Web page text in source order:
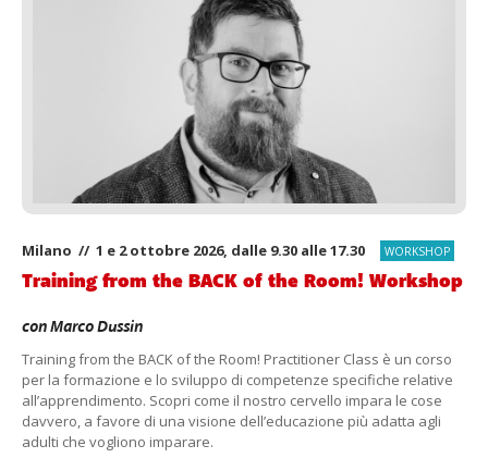
Milano // 1 e 2 ottobre 2026, dalle 9.30 alle 17.30 WORKSHOP
Training from the BACK of the Room! Workshop
conMarco Dussin
Training from the BACK of the Room! Practitioner Class è un corso
per la formazione e lo sviluppo di competenze specifiche relative
all’apprendimento. Scopri come il nostro cervello impara le cose
davvero, a favore di una visione dell’educazione più adatta agli
adulti che vogliono imparare.